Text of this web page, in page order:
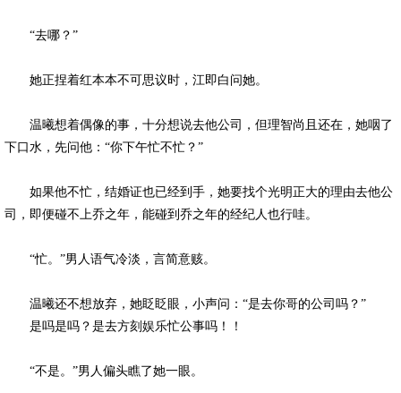
“去哪？”
她正捏着红本本不可思议时，江即白问她。
温曦想着偶像的事，十分想说去他公司，但理智尚且还在，她咽了
下口水，先问他：“你下午忙不忙？”
如果他不忙，结婚证也已经到手，她要找个光明正大的理由去他公
司，即便碰不上乔之年，能碰到乔之年的经纪人也行哇。
“忙。”男人语气冷淡，言简意赅。
温曦还不想放弃，她眨眨眼，小声问：“是去你哥的公司吗？”
是吗是吗？是去方刻娱乐忙公事吗！！
“不是。”男人偏头瞧了她一眼。